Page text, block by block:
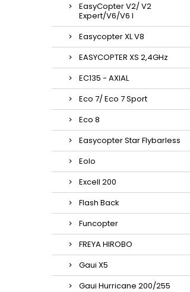
EasyCopter V2/ V2
Expert/V6/V6 l
Easycopter XL V8
EASYCOPTER XS 2,4GHz
EC135 - AXIAL
Eco 7/ Eco 7 Sport
Eco 8
Easycopter Star Flybarless
Eolo
Excell 200
Flash Back
Funcopter
FREYA HIROBO
Gaui X5
Gaui Hurricane 200/255